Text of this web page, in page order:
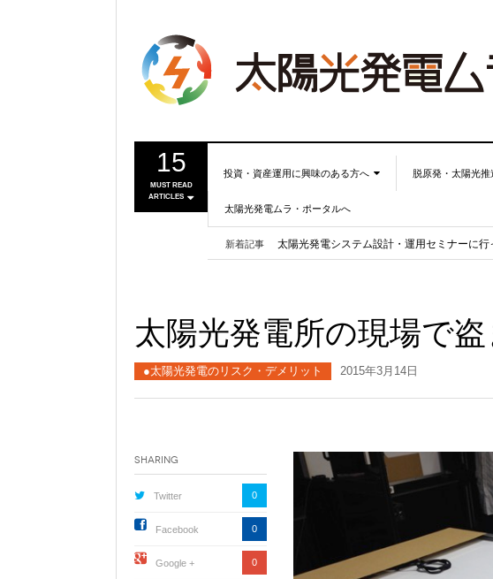
15
MUST READ
ARTICLES
投資・資産運用に興味のある方へ
投資・資産運用に興味のある
方へ
事業計画を立ててみましょ
●再エネ法について
ット
▲ご注意ください！詐
●これからの太陽光発電
●パワコン
●雑草対策
●保険
●架台
●フェンス
●分譲
太陽光発電ムラオフライン活
動「しげる会」
●体験会
ソーラーシェアリングとは
脱原発・太陽光
ある方へ
なぜ今太陽光発
太陽光発電ムラ・ポータルへ
新着記事
劣化率ゼロの太陽光パネル？- 2018年12月21
太陽光発電システム設計・運用セミナーに
第11回太陽光発電ムラ東海支部しげる会＆
太陽光発電所の現場で
●太陽光発電のリスク・デメリット 2015年3月14日
Sharing
Twitter 0
Facebook 0
Google + 0